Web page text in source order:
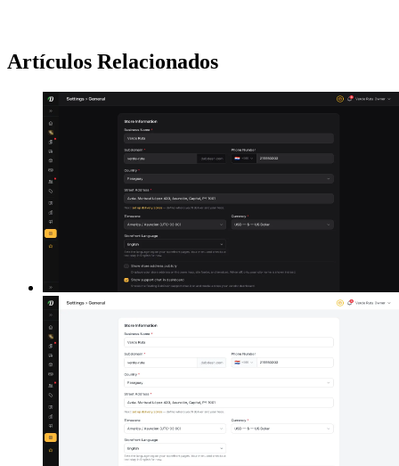
Artículos Relacionados